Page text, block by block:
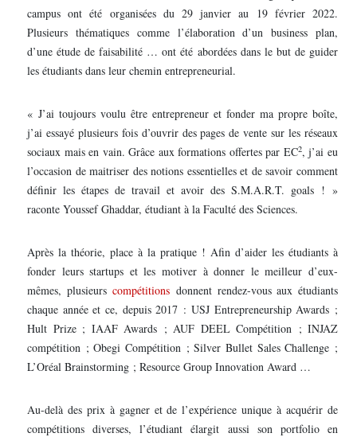
campus ont été organisées du 29 janvier au 19 février 2022.
Plusieurs thématiques comme l’élaboration d’un business plan,
d’une étude de faisabilité … ont été abordées dans le but de guider
les étudiants dans leur chemin entrepreneurial.
« J’ai toujours voulu être entrepreneur et fonder ma propre boîte,
j’ai essayé plusieurs fois d’ouvrir des pages de vente sur les réseaux
sociaux mais en vain. Grâce aux formations offertes par EC2, j’ai eu
l’occasion de maitriser des notions essentielles et de savoir comment
définir les étapes de travail et avoir des S.M.A.R.T. goals ! »
raconte Youssef Ghaddar, étudiant à la Faculté des Sciences.
Après la théorie, place à la pratique ! Afin d’aider les étudiants à
fonder leurs startups et les motiver à donner le meilleur d’eux-
mêmes, plusieurscompétitionsdonnent rendez-vous aux étudiants
chaque année et ce, depuis 2017 : USJ Entrepreneurship Awards ;
Hult Prize ; IAAF Awards ; AUF DEEL Compétition ; INJAZ
compétition ; Obegi Compétition ; Silver Bullet Sales Challenge ;
L’Oréal Brainstorming ; Resource Group Innovation Award …
Au-delà des prix à gagner et de l’expérience unique à acquérir de
compétitions diverses, l’étudiant élargit aussi son portfolio en